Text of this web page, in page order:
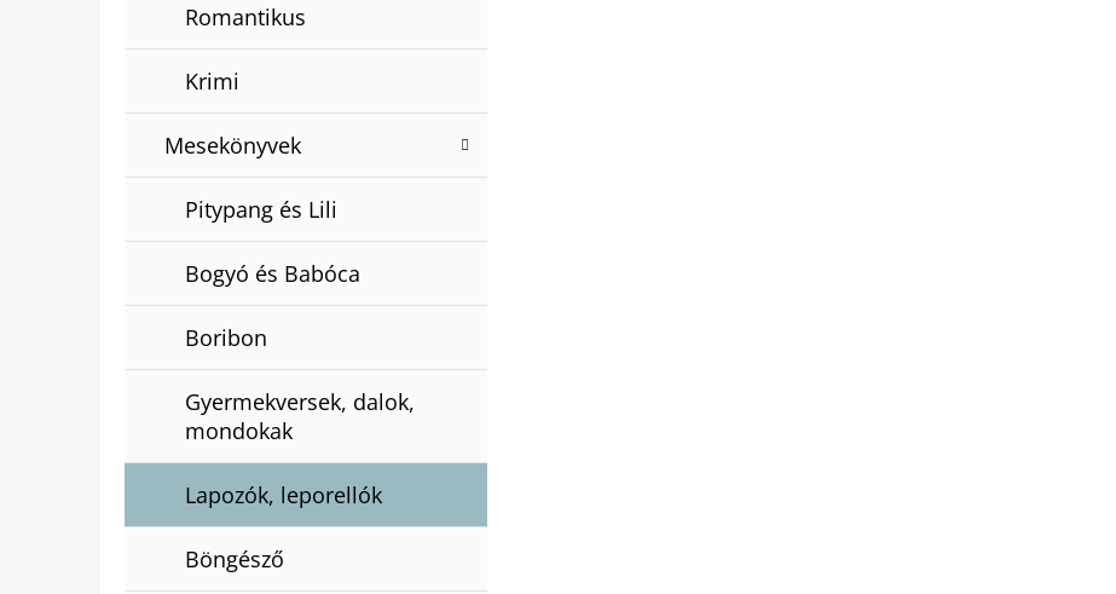
Romantikus
Krimi
Mesekönyvek
Pitypang és Lili
Bogyó és Babóca
Boribon
Gyermekversek, dalok,
mondokak
Lapozók, leporellók
Böngésző